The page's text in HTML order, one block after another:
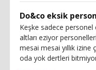
Do&co eksik
Keşke sadece personel
altları eziyor
mesai mesai yıllık izine
oda yok dertleri